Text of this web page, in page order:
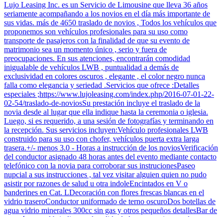
Lujo Leasing Inc. es un Servicio de Limousine que lleva 36 años
seriamente acompañando a los novios en el día más importante de
sus vidas. más de 4650 traslado de novios , Todos los vehículos que
proponemos son vehículos profesionales para su uso como
transporte de pasajeros con la finalidad de que su evento de
matrimonio sea un momento único , serio y fuera de
preocupaciones. En sus atenciones, encontrarán comodidad
inigualable de vehículos LWB , puntualidad a demás de
exclusividad en colores oscuros , elegante , el color negro nunca
falla como elegancia y seriedad .Servicios que ofrece :Detalles
especiales ;https://www.lujoleasing.com/index.php/2016-07-01-22-
02-54/traslado-de-noviosSu prestación incluye el traslado de la
novia desde al lugar que ella indique hasta la ceremonia o iglesia.
Luego, si es requerido, a una sesión de fotografías y terminando en
la recepción. Sus servicios incluyen:Vehículo profesionales LWB
construido para su uso con chofer, vehículos puerta extra larga
trasera.+/- menos 3.0 - Horas a instrucción de los noviosVerificación
del conductor asignado 48 horas antes del evento mediante contacto
telefónico con la novia para corroborar sus instrucionesPaseo
nupcial a sus instrucciones , tal vez visitar alguien quien no pudo
asistir por razones de salud u otra indoleEncintados en V o
banderines en Cat. LDecoración con flores frescas blancas en el
vidrio traseroConductor uniformado de terno oscuroDos botellas de
agua vidrio minerales 300cc sin gas y otros pequeños detallesBar de